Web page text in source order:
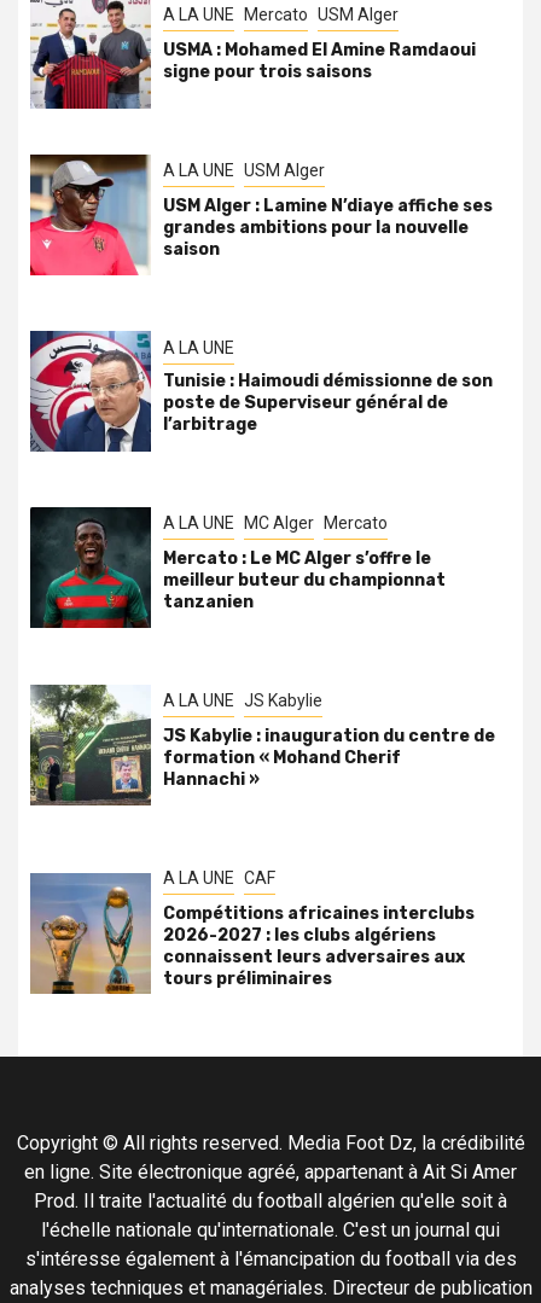
A LA UNE Mercato USM Alger
USMA : Mohamed El Amine Ramdaoui
signe pour trois saisons
A LA UNE USM Alger
USM Alger : Lamine N’diaye affiche ses
grandes ambitions pour la nouvelle
saison
A LA UNE
Tunisie : Haimoudi démissionne de son
poste de Superviseur général de
l’arbitrage
A LA UNE MC Alger Mercato
Mercato : Le MC Alger s’offre le
meilleur buteur du championnat
tanzanien
A LA UNE JS Kabylie
JS Kabylie : inauguration du centre de
formation « Mohand Cherif
Hannachi »
A LA UNE CAF
Compétitions africaines interclubs
2026-2027 : les clubs algériens
connaissent leurs adversaires aux
tours préliminaires
Copyright © All rights reserved. Media Foot Dz, la crédibilité
en ligne. Site électronique agréé, appartenant à Ait Si Amer
Prod. Il traite l'actualité du football algérien qu'elle soit à
l'échelle nationale qu'internationale. C'est un journal qui
s'intéresse également à l'émancipation du football via des
analyses techniques et managériales. Directeur de publication